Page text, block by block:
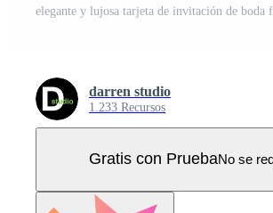
darren studio
1.233 Recursos
Gratis con PruebaNo se